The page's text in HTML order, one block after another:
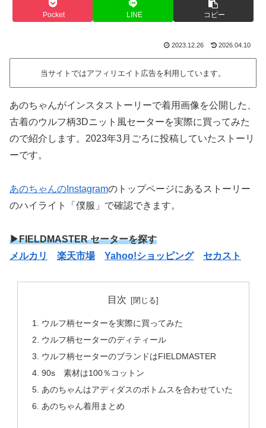
Pocket LINE コピー
2023.12.26 2026.04.10
当サイトではアフィリエイト広告を利用しています。
あのちゃんがインスタストーリーで着用画像を公開した、
古着のウルフ柄3Dニット風セーターを実際に買ってみた
ので紹介します。2023年3月ごろに投稿していたストーリ
ーです。
あのちゃんのInstagramのトップページにあるストーリー
のハイライト「僕服」で確認できます。
▶FIELDMASTER セーターを探す
メルカリ
楽天市場 Yahoo!ショッピング セカスト
目次
ウルフ柄セーターを実際に買ってみた
ウルフ柄セーターのディティール
ウルフ柄セーターのブランドはFIELDMASTER
90s 素材は100％コットン
あのちゃんはアディダスのボトムスを合わせていた
あのちゃん着用まとめ